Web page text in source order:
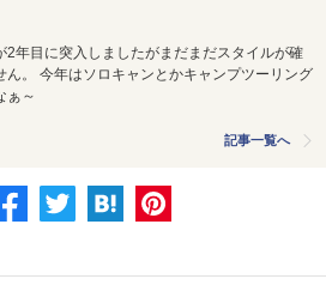
2年目に突入しましたがまだまだスタイルが確
ん。 今年はソロキャンとかキャンプツーリング
ぁ～
記事一覧へ